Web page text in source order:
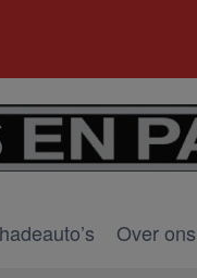
Over ons